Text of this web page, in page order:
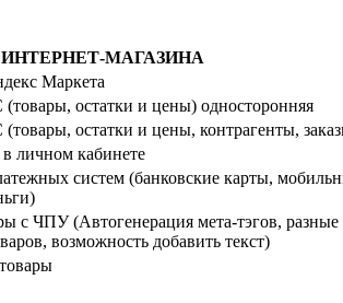
МАГАЗИНА
Маркета
остатки и цены) односторонняя
остатки и цены, контрагенты,
в личном кабинете
систем (банковские карты,
с ЧПУ (Автогенерация мета-тэгов, разные
возможность добавить текст)